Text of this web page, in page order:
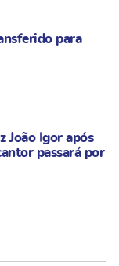
para
João Igor após
passará por